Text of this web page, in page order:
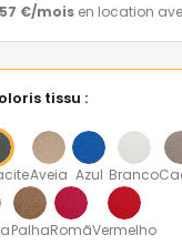
€/mois en location
tissu :
Aveia Azul Branco
PalhaRomãVermelho